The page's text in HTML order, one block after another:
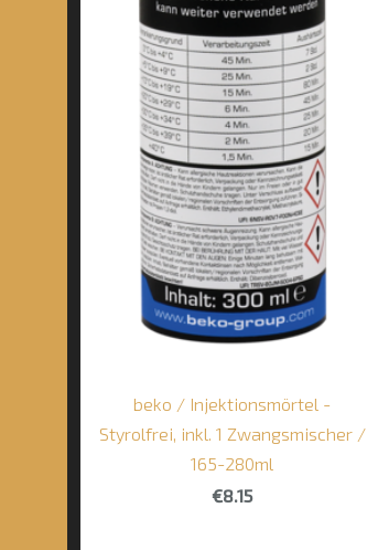
beko / Injektionsmörtel -
Styrolfrei, inkl. 1 Zwangsmischer /
165-280ml
€8.15